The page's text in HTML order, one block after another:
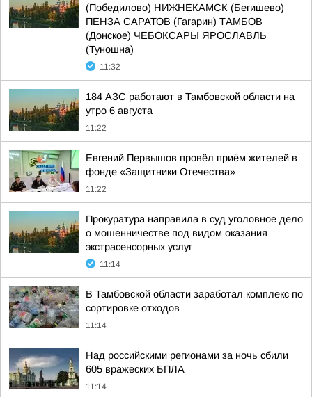
(Победилово) НИЖНЕКАМСК (Бегишево)
ПЕНЗА САРАТОВ (Гагарин) ТАМБОВ
(Донское) ЧЕБОКСАРЫ ЯРОСЛАВЛЬ
(Туношна)
11:32
184 АЗС работают в Тамбовской области на
утро 6 августа
11:22
Евгений Первышов провёл приём жителей в
фонде «Защитники Отечества»
11:22
Прокуратура направила в суд уголовное дело
о мошенничестве под видом оказания
экстрасенсорных услуг
11:14
В Тамбовской области заработал комплекс по
сортировке отходов
11:14
Над российскими регионами за ночь сбили
605 вражеских БПЛА
11:14